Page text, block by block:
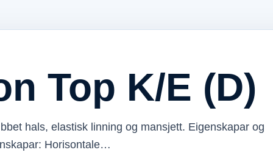
Top K/E (D)
hals, elastisk linning og mansjett. Eigenskapar og
Horisontale…